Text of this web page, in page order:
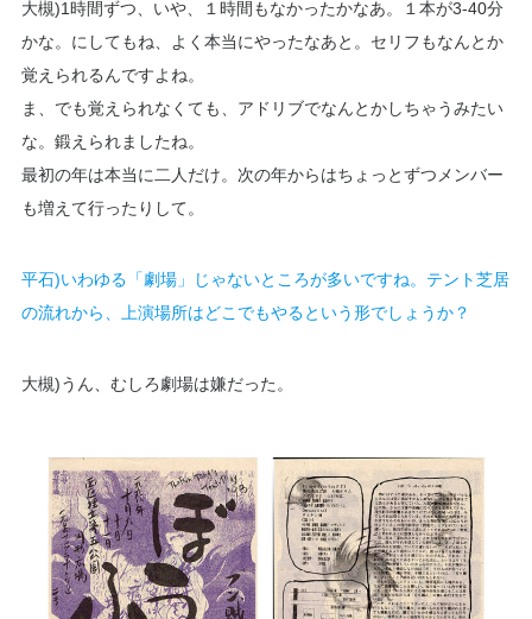
大槻)1時間ずつ、いや、１時間もなかったかなあ。１本が3-40分
かな。にしてもね、よく本当にやったなあと。セリフもなんとか
覚えられるんですよね。
ま、でも覚えられなくても、アドリブでなんとかしちゃうみたい
な。鍛えられましたね。
最初の年は本当に二人だけ。次の年からはちょっとずつメンバー
も増えて行ったりして。
平石)いわゆる「劇場」じゃないところが多いですね。テント芝居
の流れから、上演場所はどこでもやるという形でしょうか？
大槻)うん、むしろ劇場は嫌だった。